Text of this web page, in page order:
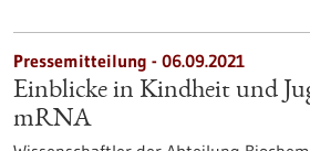
Pressemitteilung - 06.09.2021
Einblicke in Kindheit und
mRNA